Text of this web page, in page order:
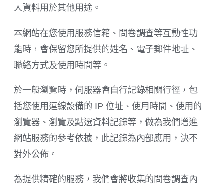
人資料用於其他用途。
本網站在您使用服務信箱、問卷調查等互動性功
能時，會保留您所提供的姓名、電子郵件地址、
聯絡方式及使用時間等。
於一般瀏覽時，伺服器會自行記錄相關行徑，包
括您使用連線設備的 IP 位址、使用時間、使用的
瀏覽器、瀏覽及點選資料記錄等，做為我們增進
網站服務的參考依據，此記錄為內部應用，決不
對外公佈。
為提供精確的服務，我們會將收集的問卷調查內